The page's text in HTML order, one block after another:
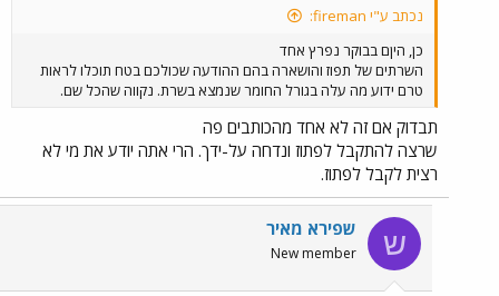
נכתב ע"י fireman:
כן, היןם בבוקר נפרץ אחד
השרתים של תפוז והושארה בהם ההודעה שכולכם בטח תוכלו לראות
טרם ידוע מה עלה בגורל החומר שנמצא בשרת. נקווה שהכל שם.
תבדוק אם זה לא אחד מהכותבים פה
שרצה להתקבל לפתוז ונדחה על-ידך. הרי אתה יודע את מי לא
רצית לקבל לפתוז.
ש שפירא מאיר
New member